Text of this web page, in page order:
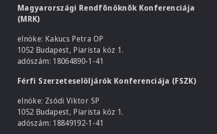
Magyarországi Rendfőnöknők Konferenciája
(MRK)
elnöke: Kakucs Petra OP
1052 Budapest, Piarista köz 1.
adószám: 18064890-1-41
Férfi Szerzeteselöljárók Konferenciája (FSZK)
elnöke: Zsódi Viktor SP
1052 Budapest, Piarista köz 1.
adószám: 18849192-1-41